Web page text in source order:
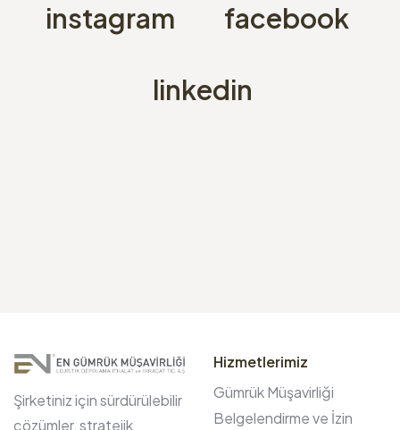
instagram facebook
linkedin
Şirketiniz için sürdürülebilir
çözümler, stratejik
Hizmetlerimiz
Gümrük Müşavirliği
Belgelendirme ve İzin